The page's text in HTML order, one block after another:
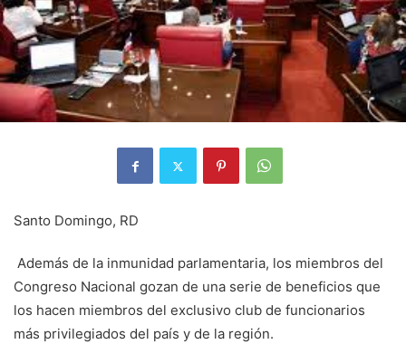
Santo Domingo, RD
Además de la inmunidad parlamentaria, los miem­bros del
Congreso Nacio­nal gozan de una serie de beneficios que
los hacen miembros del exclusivo club de funcionarios
más privilegiados del país y de la región.